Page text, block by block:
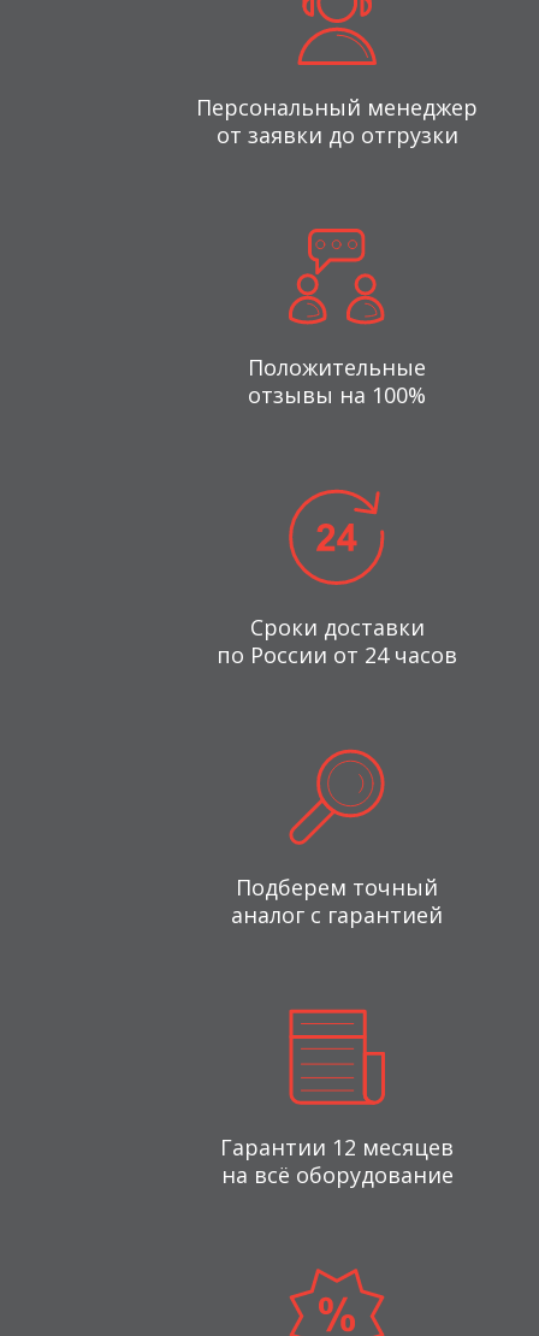
Персональный менеджер
от заявки до отгрузки
Положительные
отзывы на 100%
Сроки доставки
по России от 24 часов
Подберем точный
аналог с гарантией
Гарантии 12 месяцев
на всё оборудование